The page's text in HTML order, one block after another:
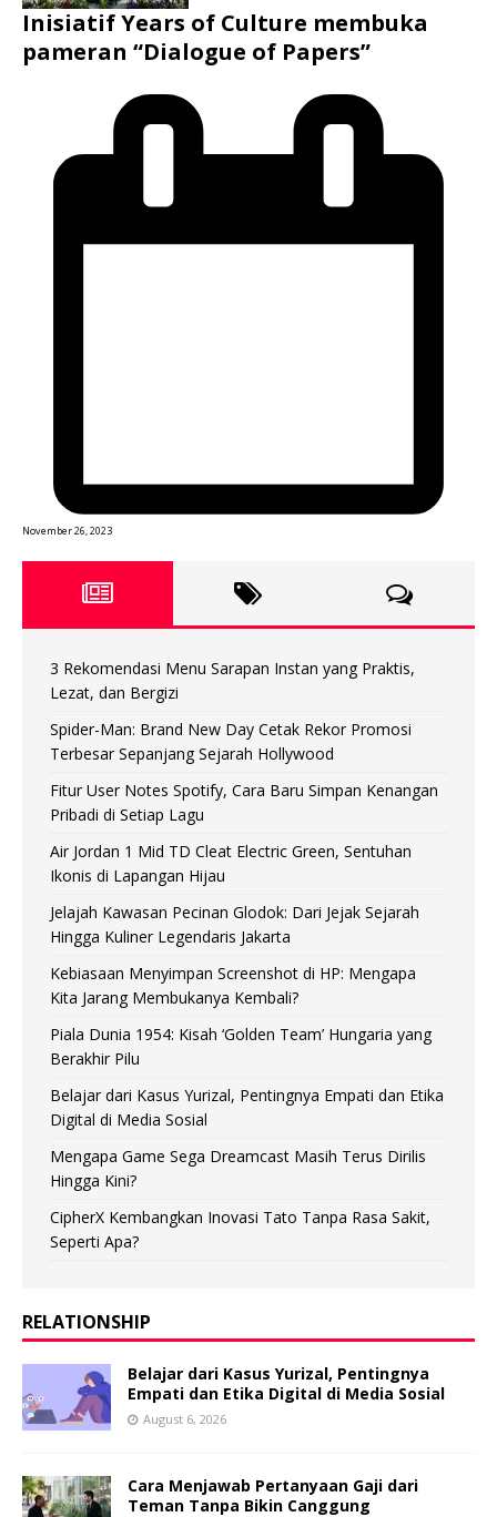
Inisiatif Years of Culture membuka
pameran “Dialogue of Papers”
November 26, 2023
3 Rekomendasi Menu Sarapan Instan yang Praktis,
Lezat, dan Bergizi
Spider-Man: Brand New Day Cetak Rekor Promosi
Terbesar Sepanjang Sejarah Hollywood
Fitur User Notes Spotify, Cara Baru Simpan Kenangan
Pribadi di Setiap Lagu
Air Jordan 1 Mid TD Cleat Electric Green, Sentuhan
Ikonis di Lapangan Hijau
Jelajah Kawasan Pecinan Glodok: Dari Jejak Sejarah
Hingga Kuliner Legendaris Jakarta
Kebiasaan Menyimpan Screenshot di HP: Mengapa
Kita Jarang Membukanya Kembali?
Piala Dunia 1954: Kisah ‘Golden Team’ Hungaria yang
Berakhir Pilu
Belajar dari Kasus Yurizal, Pentingnya Empati dan Etika
Digital di Media Sosial
Mengapa Game Sega Dreamcast Masih Terus Dirilis
Hingga Kini?
CipherX Kembangkan Inovasi Tato Tanpa Rasa Sakit,
Seperti Apa?
RELATIONSHIP
Belajar dari Kasus Yurizal, Pentingnya
Empati dan Etika Digital di Media Sosial
August 6, 2026
Cara Menjawab Pertanyaan Gaji dari
Teman Tanpa Bikin Canggung